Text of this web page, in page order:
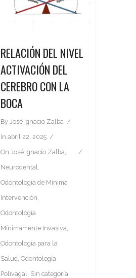
RELACIÓN DEL NIVEL
ACTIVACIÓN DEL
CEREBRO CON LA
BOCA
By José Ignacio Zalba
In abril 22, 2025
On José Ignacio Zalba
Neurodental
Odontología de Mínima
Intervención
Odontología
Mínimamente Invasiva
Odontología para la
Salud Odontología
Polivagal
Sin categoría